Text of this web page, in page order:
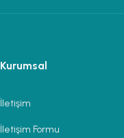
Kurumsal
İletişim
İletişim Formu